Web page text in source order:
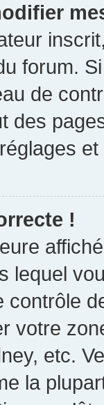
forum.
de
des
!
lequel
votre
etc.
la